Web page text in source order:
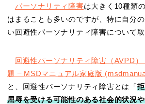
パーソナリティ障害は大きく10種類
はまることも多いのですが、特に自分
い回避性パーソナリティ障害について
回避性パーソナリティ障害（AVPD
題 – MSDマニュアル家庭版
と、回避性パーソナリティ障害とは「
屈辱を受ける可能性のある社会的状況